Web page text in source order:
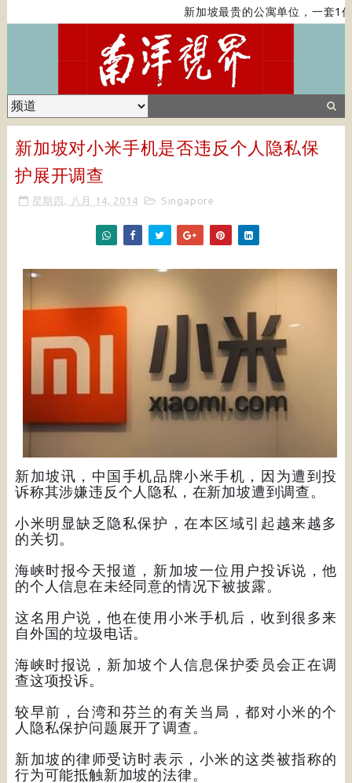
新加坡最贵的公寓单位，一套1
新加坡对小米手机是否违反个人隐私保
护展开调查
星期四, 八月 14, 2014 Singapore
新加坡讯，中国手机品牌小米手机，因为遭到投
诉称其涉嫌违反个人隐私，在新加坡遭到调查。
小米明显缺乏隐私保护，在本区域引起越来越多
的关切。
海峡时报今天报道，新加坡一位用户投诉说，他
的个人信息在未经同意的情况下被披露。
这名用户说，他在使用小米手机后，收到很多来
自外国的垃圾电话。
海峡时报说，新加坡个人信息保护委员会正在调
查这项投诉。
较早前，台湾和芬兰的有关当局，都对小米的个
人隐私保护问题展开了调查。
新加坡的律师受访时表示，小米的这类被指称的
行为可能抵触新加坡的法律。